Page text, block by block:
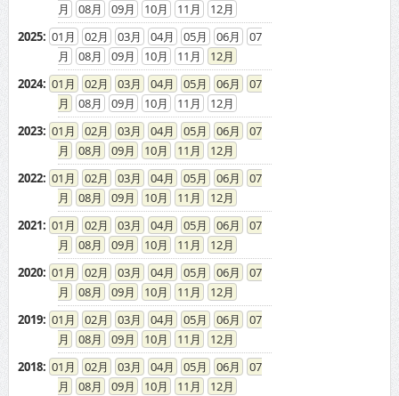
08
09 10 11
12
2025: 01 02 03 04 05 06
07
08
09 10 11
12
2024: 01 02 03 04 05 06
07
08
09 10 11
12
2023: 01 02 03 04 05 06
07
08
09 10 11
12
2022: 01 02 03 04 05 06
07
08
09 10 11
12
2021: 01 02 03 04 05 06
07
08
09 10 11
12
2020: 01 02 03 04 05 06
07
08
09 10 11
12
2019: 01 02 03 04 05 06
07
08
09 10 11
12
2018: 01 02 03 04 05 06
07
08
09 10 11
12